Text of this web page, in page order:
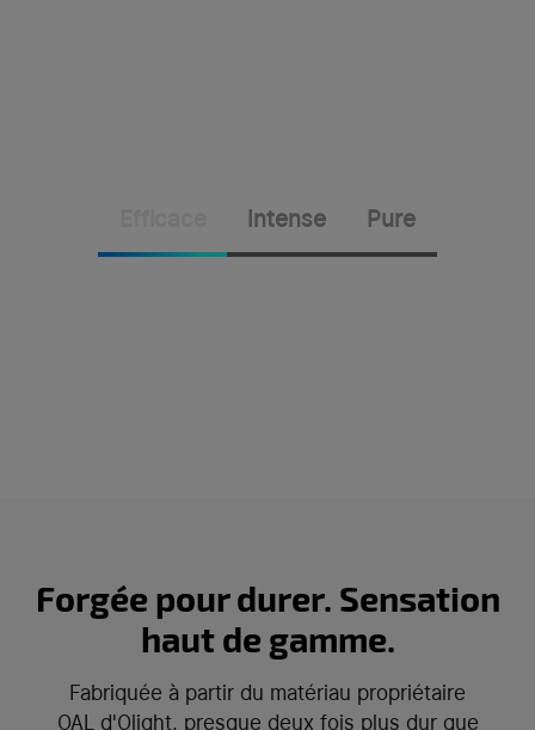
Intense Pure
Forgée pour durer. Sensation
haut de gamme.
Fabriquée à partir du matériau propriétaire
OAL d'Olight, presque deux fois plus dur que